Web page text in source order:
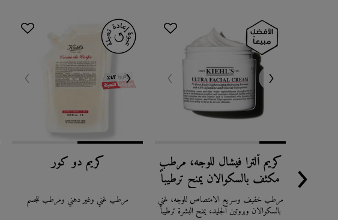
كريم ألترا فيشال للوجه، مرطب
مكثف بالسكوالان يمنح ترطيباً
لمدة 24 ساعة
مرطب خفيف وسريع الامتصاص للوجه، غني
بالسكوالان وبروتين الجليد، يمنح البشرة ترطيباً
كريم دو كور
مرطب غني وغير دهني ومرطب للجسم